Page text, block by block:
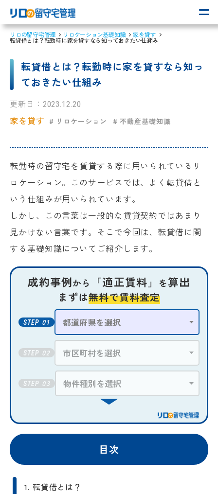
リロの留守宅管理 リロケーション基礎知識 家を貸す
転貸借とは？転勤時に家を貸すなら知っておきたい仕組み
転貸借とは？転勤時に家を貸すなら知っ
ておきたい仕組み
更新日： 2023.12.20
家を貸す # リロケーション # 不動産基礎知識
転勤時の留守宅を賃貸する際に用いられているリ
ロケーション。このサービスでは、よく転貸借と
いう仕組みが用いられています。
しかし、この言葉は一般的な賃貸契約ではあまり
見かけない言葉です。そこで今回は、転貸借に関
する基礎知識についてご紹介します。
成約事例から 「適正賃料」 を算出
まずは無料で賃料査定
STEP 01
STEP 02
STEP 03
目次
1. 転貸借とは？